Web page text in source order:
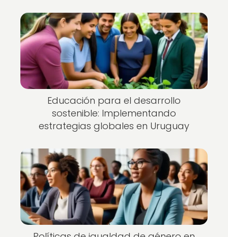
Educación para el desarrollo
sostenible: Implementando
estrategias globales en Uruguay